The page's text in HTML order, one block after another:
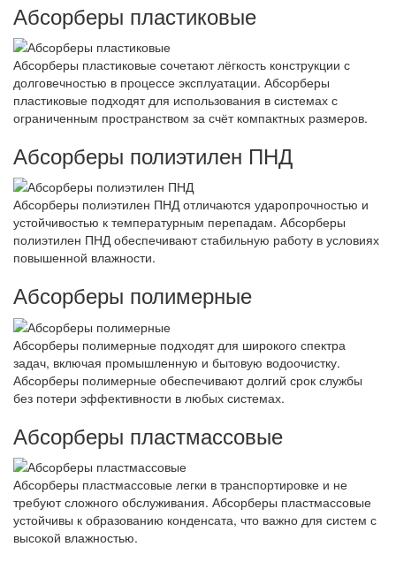
Абсорберы пластиковые
Абсорберы пластиковые сочетают лёгкость конструкции с
долговечностью в процессе эксплуатации. Абсорберы
пластиковые подходят для использования в системах с
ограниченным пространством за счёт компактных размеров.
Абсорберы полиэтилен ПНД
Абсорберы полиэтилен ПНД отличаются ударопрочностью и
устойчивостью к температурным перепадам. Абсорберы
полиэтилен ПНД обеспечивают стабильную работу в условиях
повышенной влажности.
Абсорберы полимерные
Абсорберы полимерные подходят для широкого спектра
задач, включая промышленную и бытовую водоочистку.
Абсорберы полимерные обеспечивают долгий срок службы
без потери эффективности в любых системах.
Абсорберы пластмассовые
Абсорберы пластмассовые легки в транспортировке и не
требуют сложного обслуживания. Абсорберы пластмассовые
устойчивы к образованию конденсата, что важно для систем с
высокой влажностью.